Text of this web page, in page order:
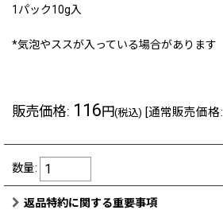
1パック10g入
*気泡やススが入っている場合があります
販売価格: 116円(税込) [通常販売価格:
数量:
返品特約に関する重要事項